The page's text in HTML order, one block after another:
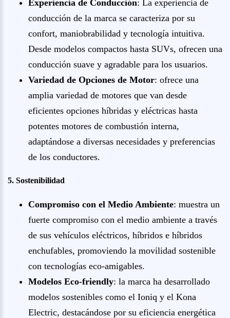
Experiencia de Conducción: La experiencia de
conducción de la marca se caracteriza por su
confort, maniobrabilidad y tecnología intuitiva.
Desde modelos compactos hasta SUVs, ofrecen una
conducción suave y agradable para los usuarios.
Variedad de Opciones de Motor: ofrece una
amplia variedad de motores que van desde
eficientes opciones híbridas y eléctricas hasta
potentes motores de combustión interna,
adaptándose a diversas necesidades y preferencias
de los conductores.
5. Sostenibilidad
Compromiso con el Medio Ambiente: muestra un
fuerte compromiso con el medio ambiente a través
de sus vehículos eléctricos, híbridos e híbridos
enchufables, promoviendo la movilidad sostenible
con tecnologías eco-amigables.
Modelos Eco-friendly: la marca ha desarrollado
modelos sostenibles como el Ioniq y el Kona
Electric, destacándose por su eficiencia energética